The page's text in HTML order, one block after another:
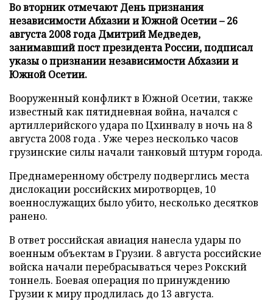
Во вторник отмечают День признания
независимости Абхазии и Южной Осетии – 26
августа 2008 года Дмитрий Медведев,
занимавший пост президента России, подписал
указы о признании независимости Абхазии и
Южной Осетии.
Вооруженный конфликт в Южной Осетии, также
известный как пятидневная война, начался с
артиллерийского удара по Цхинвалу в ночь на 8
августа 2008 года . Уже через несколько часов
грузинские силы начали танковый штурм города.
Преднамеренному обстрелу подверглись места
дислокации российских миротворцев, 10
военнослужащих было убито, несколько десятков
ранено.
В ответ российская авиация нанесла удары по
военным объектам в Грузии. 8 августа российские
войска начали перебрасываться через Рокский
тоннель. Боевая операция по принуждению
Грузии к миру продлилась до 13 августа.